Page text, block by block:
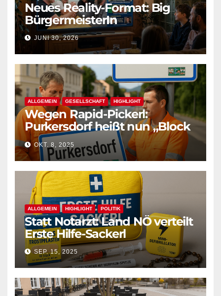
Neues Reality-Format: Big
BürgermeisterIn
JUNI 30, 2026
ALLGEMEIN GESELLSCHAFT HIGHLIGHT
Wegen Rapid-Pickerl:
Purkersdorf heißt nun „Block
West“
OKT. 8, 2025
ALLGEMEIN HIGHLIGHT POLITIK
Statt Notarzt: Land NÖ verteilt
Erste Hilfe-Sackerl
SEP. 15, 2025